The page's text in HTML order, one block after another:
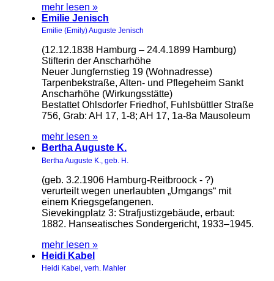
mehr lesen »
Emilie Jenisch
Emilie (Emily) Auguste Jenisch
(12.12.1838 Hamburg – 24.4.1899 Hamburg)
Stifterin der Anscharhöhe
Neuer Jungfernstieg 19 (Wohnadresse)
Tarpenbekstraße, Alten- und Pflegeheim Sankt
Anscharhöhe (Wirkungsstätte)
Bestattet Ohlsdorfer Friedhof, Fuhlsbüttler Straße
756, Grab: AH 17, 1-8; AH 17, 1a-8a Mausoleum
mehr lesen »
Bertha Auguste K.
Bertha Auguste K., geb. H.
(geb. 3.2.1906 Hamburg-Reitbroock - ?)
verurteilt wegen unerlaubten „Umgangs“ mit
einem Kriegsgefangenen.
Sievekingplatz 3: Strafjustizgebäude, erbaut:
1882. Hanseatisches Sondergericht, 1933–1945.
mehr lesen »
Heidi Kabel
Heidi Kabel, verh. Mahler